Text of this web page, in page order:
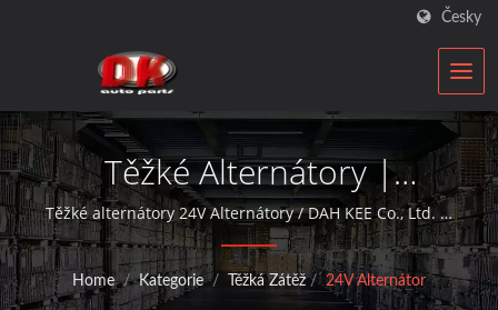
Česky
Těžké Alternátory |
Výrobce Startérů A
Alternátorů Pro
Těžké alternátory 24V Alternátory / DAH KEE Co., Ltd. je
ISO kvalifikovaným přestavitelem automobilových
komponent, který poskytuje aftermarketové služby s
alternátory a startéry po dobu více než 30 let.
Home / Kategorie / Těžká Zátěž / 24V Alternátor